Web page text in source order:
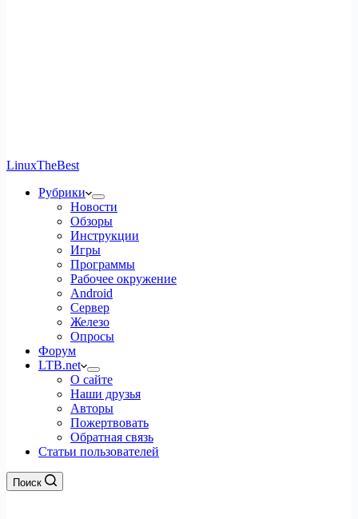
LinuxTheBest
Рубрики
Новости
Обзоры
Инструкции
Игры
Программы
Рабочее окружение
Android
Сервер
Железо
Опросы
Форум
LTB.net
О сайте
Наши друзья
Авторы
Пожертвовать
Обратная связь
Статьи пользователей
Поиск